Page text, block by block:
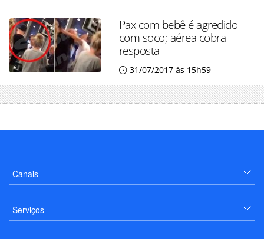
Pax com bebê é agredido
com soco; aérea cobra
resposta
31/07/2017 às 15h59
Canais
Serviços